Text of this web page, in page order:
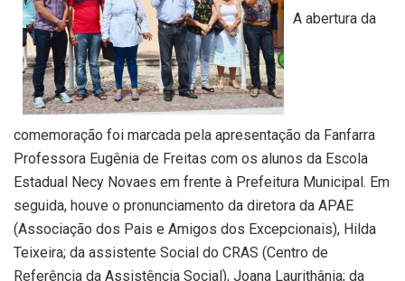
A abertura da
comemoração foi marcada pela apresentação da Fanfarra
Professora Eugênia de Freitas com os alunos da Escola
Estadual Necy Novaes em frente à Prefeitura Municipal. Em
seguida, houve o pronunciamento da diretora da APAE
(Associação dos Pais e Amigos dos Excepcionais), Hilda
Teixeira; da assistente Social do CRAS (Centro de
Referência da Assistência Social), Joana Laurithânia; da